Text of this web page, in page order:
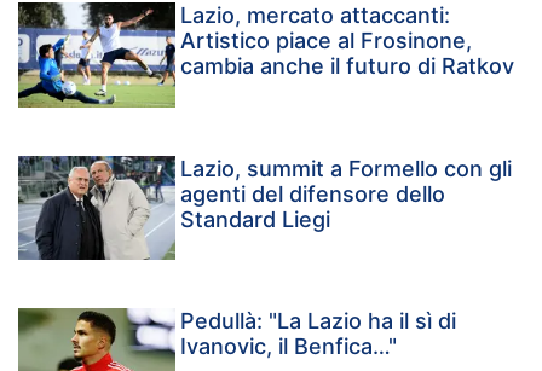
Lazio, mercato attaccanti:
Artistico piace al Frosinone,
cambia anche il futuro di Ratkov
Lazio, summit a Formello con gli
agenti del difensore dello
Standard Liegi
Pedullà: "La Lazio ha il sì di
Ivanovic, il Benfica…"